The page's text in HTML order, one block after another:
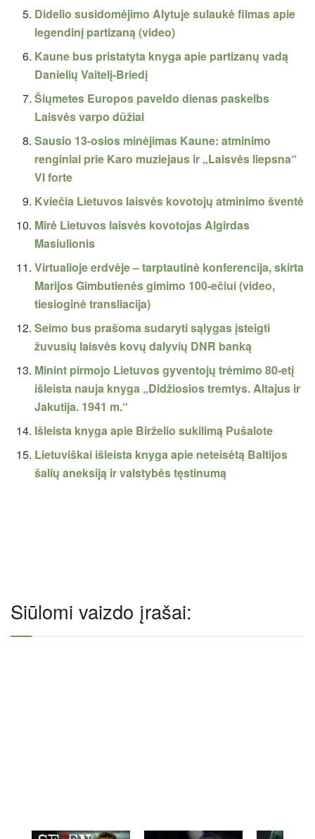
Didelio susidomėjimo Alytuje sulaukė filmas apie
legendinį partizaną (video)
Kaune bus pristatyta knyga apie partizanų vadą
Danielių Vaitelį-Briedį
Šiųmetes Europos paveldo dienas paskelbs
Laisvės varpo dūžiai
Sausio 13-osios minėjimas Kaune: atminimo
renginiai prie Karo muziejaus ir „Laisvės liepsna“
VI forte
Kviečia Lietuvos laisvės kovotojų atminimo šventė
Mirė Lietuvos laisvės kovotojas Algirdas
Masiulionis
Virtualioje erdvėje – tarptautinė konferencija, skirta
Marijos Gimbutienės gimimo 100-ečiui (video,
tiesioginė transliacija)
Seimo bus prašoma sudaryti sąlygas įsteigti
žuvusių laisvės kovų dalyvių DNR banką
Minint pirmojo Lietuvos gyventojų trėmimo 80-etį
išleista nauja knyga „Didžiosios tremtys. Altajus ir
Jakutija. 1941 m.“
Išleista knyga apie Birželio sukilimą Pušalote
Lietuviškai išleista knyga apie neteisėtą Baltijos
šalių aneksiją ir valstybės tęstinumą
Siūlomi vaizdo įrašai: